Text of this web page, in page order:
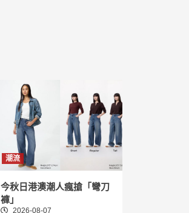
潮流
今秋日港澳潮人瘋搶「彎刀
褲」
2026-08-07